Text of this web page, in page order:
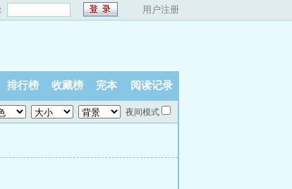
用户注册
排行榜 收藏榜 完本 阅读记录
夜间模式